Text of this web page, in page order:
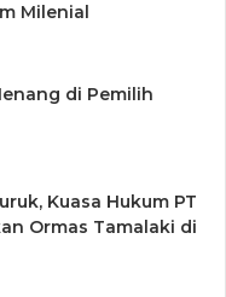
Milenial
di Pemilih
Kuasa Hukum PT
Ormas Tamalaki di